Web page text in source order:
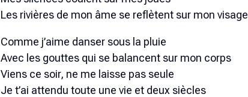
Les rivières de mon âme se reflètent sur mon visage
Comme j’aime danser sous la pluie
Avec les gouttes qui se balancent sur mon corps
Viens ce soir, ne me laisse pas seule
Je t’ai attendu toute une vie et deux siècles